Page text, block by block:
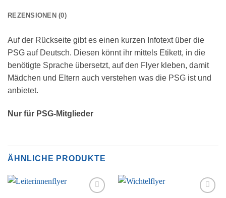
REZENSIONEN (0)
Auf der Rückseite gibt es einen kurzen Infotext über die
PSG auf Deutsch. Diesen könnt ihr mittels Etikett, in die
benötigte Sprache übersetzt, auf den Flyer kleben, damit
Mädchen und Eltern auch verstehen was die PSG ist und
anbietet.
Nur für PSG-Mitglieder
ÄHNLICHE PRODUKTE